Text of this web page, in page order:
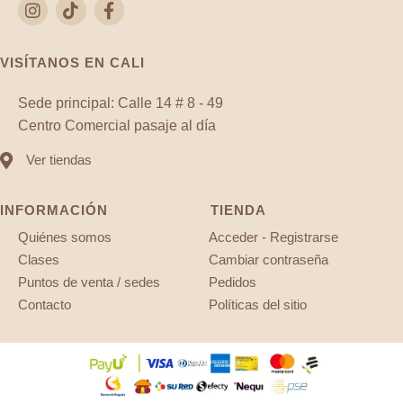
VISÍTANOS EN CALI
Sede principal: Calle 14 # 8 - 49
Centro Comercial pasaje al día
Ver tiendas
INFORMACIÓN
Quiénes somos
Clases
Puntos de venta / sedes
Contacto
TIENDA
Acceder - Registrarse
Cambiar contraseña
Pedidos
Políticas del sitio